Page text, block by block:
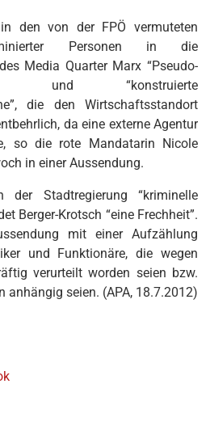
den von der FPÖ vermuteten
Personen in die
Media Quarter Marx “Pseudo-
und “konstruierte
die den Wirtschaftsstandort
da eine externe Agentur
so die rote Mandatarin Nicole
in einer Aussendung.
der Stadtregierung “kriminelle
Berger-Krotsch “eine Frechheit”.
mit einer Aufzählung
und Funktionäre, die wegen
verurteilt worden seien bzw.
anhängig seien. (APA, 18.7.2012)